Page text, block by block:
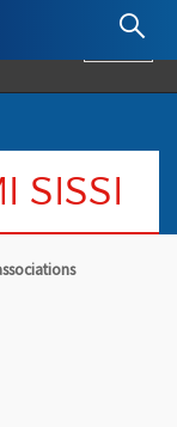
: Retour à l'accueil
SISSI